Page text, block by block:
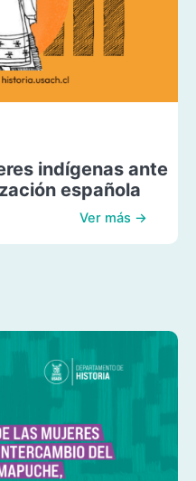
indígenas ante
española
Ver más →